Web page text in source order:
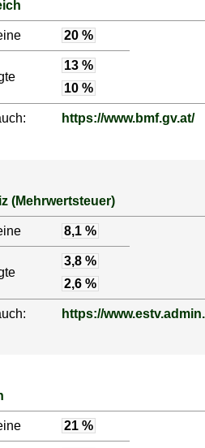
20 %
13 %
10 %
https://www.bmf.gv.at/
(Mehrwertsteuer)
8,1 %
3,8 %
2,6 %
https://
21 %